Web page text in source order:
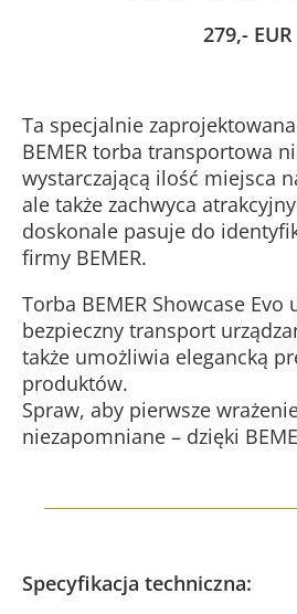
279,- EUR
Ta specjalnie
BEMER torba transportowa
wystarczającą ilość miejsca
ale także zachwyca
doskonale pasuje do
firmy BEMER.
Torba BEMER Showcase Evo
bezpieczny transport
także umożliwia elegancką
produktów.
Spraw, aby pierwsze
niezapomniane – dzięki
Specyfikacja techniczna: